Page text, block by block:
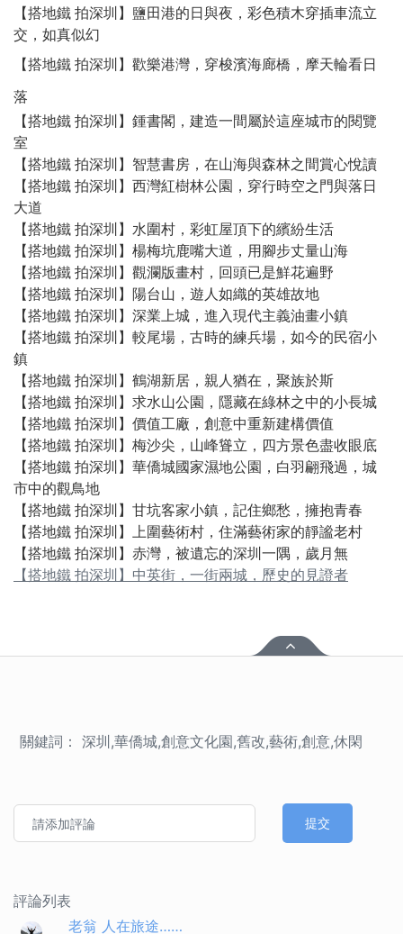
【搭地鐵 拍深圳】鹽田港的日與夜，彩色積木穿插車流立
交，如真似幻
【搭地鐵 拍深圳】歡樂港灣，穿梭濱海廊橋，摩天輪看日
落
【搭地鐵 拍深圳】鍾書閣，建造一間屬於這座城市的閱覽
室
【搭地鐵 拍深圳】智慧書房，在山海與森林之間賞心悅讀
【搭地鐵 拍深圳】西灣紅樹林公園，穿行時空之門與落日
大道
【搭地鐵 拍深圳】水圍村，彩虹屋頂下的繽紛生活
【搭地鐵 拍深圳】楊梅坑鹿嘴大道，用腳步丈量山海
【搭地鐵 拍深圳】觀瀾版畫村，回頭已是鮮花遍野
【搭地鐵 拍深圳】陽台山，遊人如織的英雄故地
【搭地鐵 拍深圳】深業上城，進入現代主義油畫小鎮
【搭地鐵 拍深圳】較尾場，古時的練兵場，如今的民宿小
鎮
【搭地鐵 拍深圳】鶴湖新居，親人猶在，聚族於斯
【搭地鐵 拍深圳】求水山公園，隱藏在綠林之中的小長城
【搭地鐵 拍深圳】價值工廠，創意中重新建構價值
【搭地鐵 拍深圳】梅沙尖，山峰聳立，四方景色盡收眼底
【搭地鐵 拍深圳】華僑城國家濕地公園，白羽翩飛過，城
市中的觀鳥地
【搭地鐵 拍深圳】甘坑客家小鎮，記住鄉愁，擁抱青春
【搭地鐵 拍深圳】上圍藝術村，住滿藝術家的靜謐老村
【搭地鐵 拍深圳】赤灣，被遺忘的深圳一隅，歲月無
【搭地鐵 拍深圳】中英街，一街兩城，歷史的見證者
關鍵詞： 深圳,華僑城,創意文化園,舊改,藝術,創意,休閑
提交
評論列表
老翁 人在旅途……